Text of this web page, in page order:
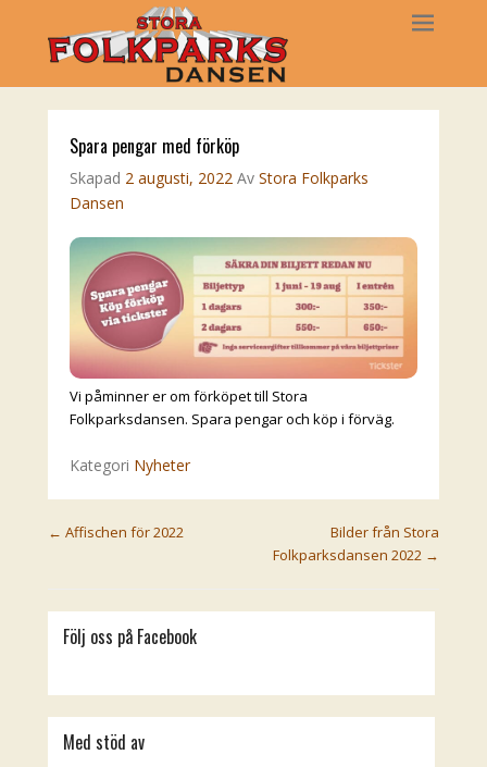
Spara pengar med förköp
Skapad 2 augusti, 2022 Av Stora Folkparks
Dansen
Vi påminner er om förköpet till Stora
Folkparksdansen. Spara pengar och köp i förväg.
Kategori Nyheter
Post navigation
← Affischen för 2022
Bilder från Stora
Folkparksdansen 2022 →
Följ oss på Facebook
Med stöd av